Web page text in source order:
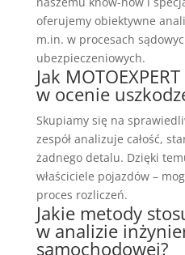
oferujemy obiektywne
m.in. w procesach
ubezpieczeniowych.
Jak
w ocenie
Skupiamy się na
zespół analizuje całość,
żadnego detalu. Dzięki
właściciele pojazdów –
proces rozliczeń.
Jakie metody
w analizie
samochodowej?